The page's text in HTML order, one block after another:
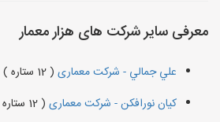
معرفی سایر شرکت های هزار معمار
علي جمالي - شرکت معماری ( 12 ستاره )
کیان نورافکن - شرکت معماری ( 12 ستاره )